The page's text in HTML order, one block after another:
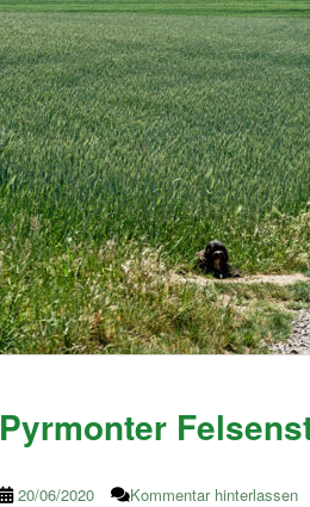
Pyrmonter
20/06/2020 Kommentar hinterlassen